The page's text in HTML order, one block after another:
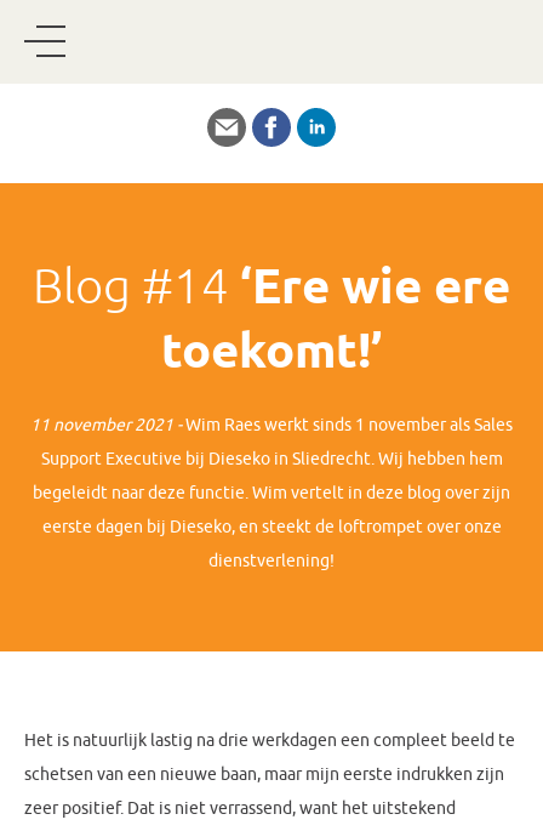
Blog #14 ‘Ere wie ere
toekomt!’
11 november 2021 -Wim Raes werkt sinds 1 november als Sales
Support Executive bij Dieseko in Sliedrecht. Wij hebben hem
begeleidt naar deze functie. Wim vertelt in deze blog over zijn
eerste dagen bij Dieseko, en steekt de loftrompet over onze
dienstverlening!
Het is natuurlijk lastig na drie werkdagen een compleet beeld te
schetsen van een nieuwe baan, maar mijn eerste indrukken zijn
zeer positief. Dat is niet verrassend, want het uitstekend